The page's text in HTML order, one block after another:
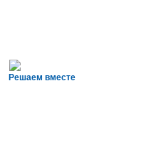
Решаем вместе